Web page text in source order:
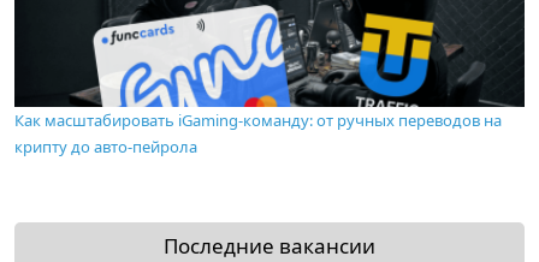
Как масштабировать iGaming-команду: от ручных переводов на
крипту до авто-пейрола
Последние вакансии